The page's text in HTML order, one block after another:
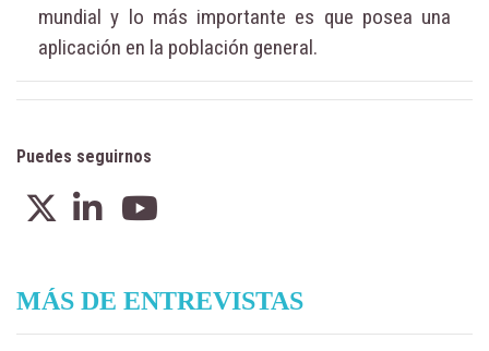
mundial y lo más importante es que posea una
aplicación en la población general.
Puedes seguirnos
MÁS DE ENTREVISTAS